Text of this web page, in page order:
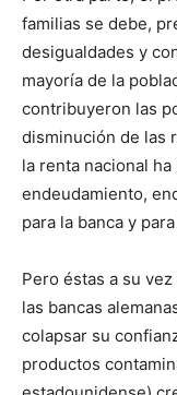
familias se debe,
desigualdades y
mayoría de la
contribuyeron las
disminución de las
la renta nacional
endeudamiento,
para la banca y
Pero éstas a su
las bancas
colapsar su
productos